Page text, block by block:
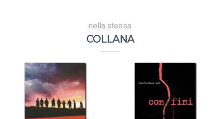
nella stessa
COLLANA